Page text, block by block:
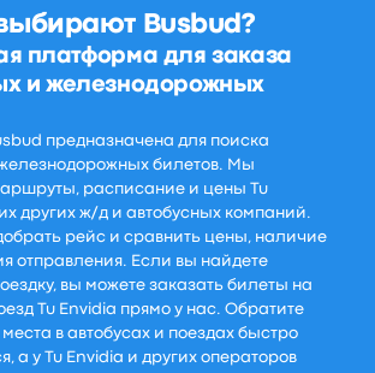
Busbud?
платформа для заказа
и железнодорожных
предназначена для поиска
билетов. Мы
расписание и цены Tu
других ж/д и автобусных компаний.
рейс и сравнить цены, наличие
отправления. Если вы найдете
вы можете заказать билеты на
Tu Envidia прямо у нас. Обратите
в автобусах и поездах быстро
а у Tu Envidia и других операторов